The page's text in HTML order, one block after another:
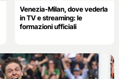
Venezia-Milan, dove vederla
in TV e streaming: le
formazioni ufficiali